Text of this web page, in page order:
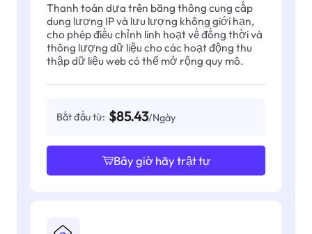
Thanh toán dựa trên băng thông cung cấp
dung lượng IP và lưu lượng không giới hạn,
cho phép điều chỉnh linh hoạt về đồng thời và
thông lượng dữ liệu cho các hoạt động thu
thập dữ liệu web có thể mở rộng quy mô.
Bắt đầu từ: $85.43/Ngày
Bây giờ hãy trật tự